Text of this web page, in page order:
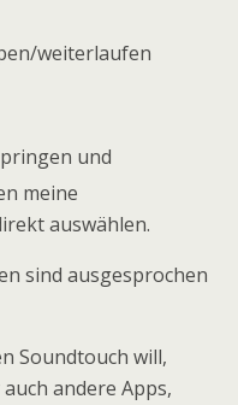
weiterlaufen
und
meine
auswählen.
sind ausgesprochen
Soundtouch will,
auch andere Apps,